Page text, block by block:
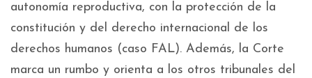
autonomía reproductiva, con la protección de la
constitución y del derecho internacional de los
derechos humanos (caso FAL). Además, la Corte
marca un rumbo y orienta a los otros tribunales del